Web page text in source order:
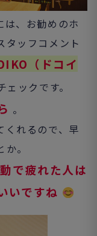
は、お勧めのホ
タッフコメント
（ドコイ
ックです。
。
くれるので、早
。
で疲れた人は
いですね